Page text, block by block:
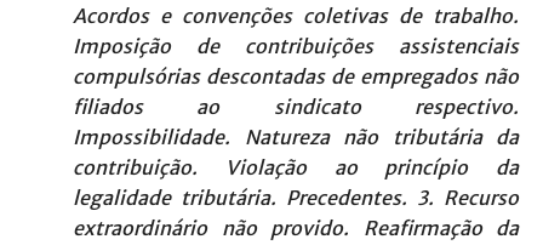
Acordos e convenções coletivas de trabalho.
Imposição de contribuições assistenciais
compulsórias descontadas de empregados não
filiados ao sindicato respectivo.
Impossibilidade. Natureza não tributária da
contribuição. Violação ao princípio da
legalidade tributária. Precedentes. 3. Recurso
extraordinário não provido. Reafirmação da